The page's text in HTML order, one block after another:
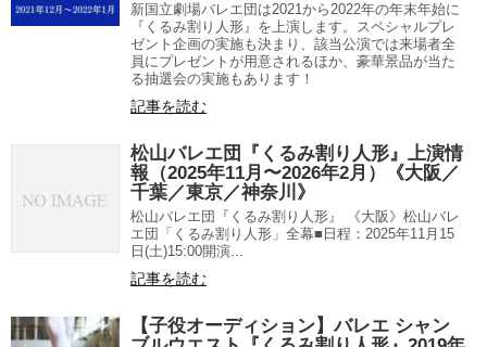
新国立劇場バレエ団は2021から2022年の年末年始に
『くるみ割り人形』を上演します。スペシャルプレ
ゼント企画の実施も決まり、該当公演では来場者全
員にプレゼントが用意されるほか、豪華景品が当た
る抽選会の実施もあります！
記事を読む
松山バレエ団『くるみ割り人形』上演情
報（2025年11月〜2026年2月）《大阪／
千葉／東京／神奈川》
松山バレエ団『くるみ割り人形』 《大阪》松山バレ
エ団「くるみ割り人形」全幕■日程：2025年11月15
日(土)15:00開演...
記事を読む
【子役オーディション】バレエ シャン